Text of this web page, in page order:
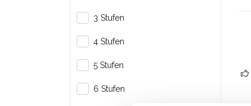
3 Stufen
4 Stufen
5 Stufen
6 Stufen